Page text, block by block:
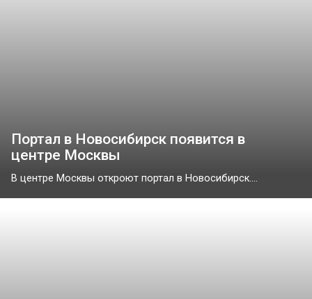
Портал в Новосибирск появится в
центре Москвы
В центре Москвы откроют портал в Новосибирск....